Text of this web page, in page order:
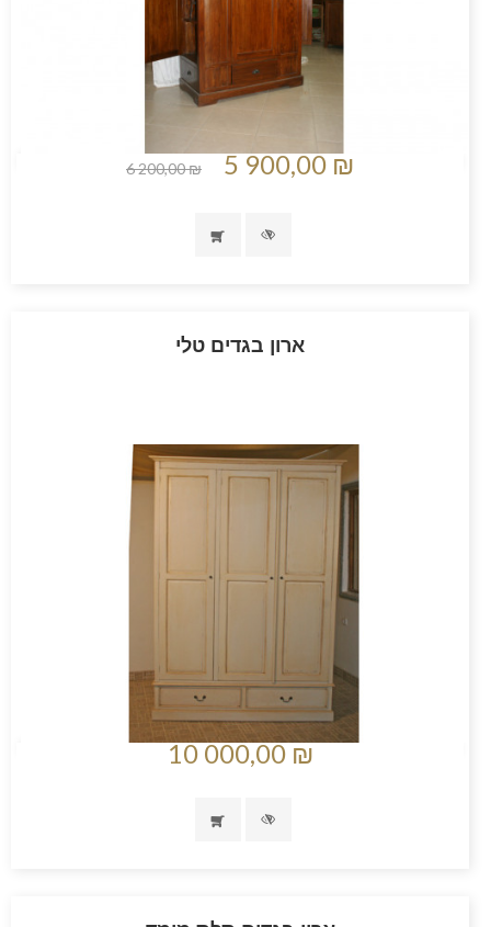
6 200,00 ₪ 5 900,00 ₪
ארון בגדים טלי
10 000,00 ₪